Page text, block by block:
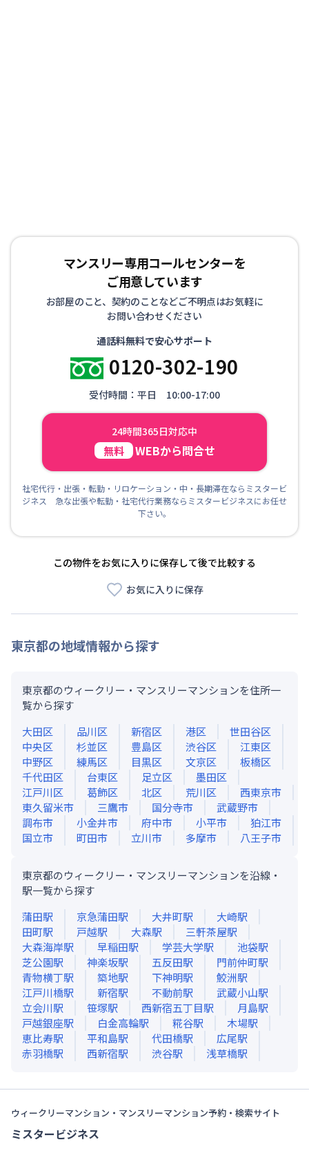
マンスリー専用コールセンターを
ご用意しています
お部屋のこと、契約のことなどご不明点はお気軽に
お問い合わせください
通話料無料で安心サポート
0120-302-190
受付時間：平日 10:00-17:00
24時間365日対応中
無料 WEBから問合せ
社宅代行・出張・転勤・リロケーション・中・長期滞在ならミスタービ
ジネス 急な出張や転勤・社宅代行業務ならミスタービジネスにお任せ
下さい。
この物件をお気に入りに保存して後で比較する
お気に入りに保存
東京都の地域情報から探す
東京都のウィークリー・マンスリーマンションを住所一
覧から探す
大田区
品川区 新宿区 港区
世田谷区
中央区
杉並区 豊島区 渋谷区
江東区
中野区
練馬区 目黒区 文京区
板橋区
千代田区
台東区 足立区
墨田区
江戸川区
葛飾区 北区 荒川区
西東京市
東久留米市
三鷹市 国分寺市
武蔵野市
調布市
小金井市 府中市 小平市
狛江市
国立市
町田市 立川市 多摩市 八王子市
東京都のウィークリー・マンスリーマンションを沿線・
駅一覧から探す
蒲田駅 京急蒲田駅 大井町駅 大崎駅
田町駅 戸越駅 大森駅 三軒茶屋駅
大森海岸駅 早稲田駅 学芸大学駅 池袋駅
芝公園駅 神楽坂駅 五反田駅 門前仲町駅
青物横丁駅 築地駅 下神明駅 鮫洲駅
江戸川橋駅 新宿駅 不動前駅 武蔵小山駅
立会川駅 笹塚駅 西新宿五丁目駅 月島駅
戸越銀座駅 白金高輪駅 糀谷駅 木場駅
恵比寿駅 平和島駅 代田橋駅 広尾駅
赤羽橋駅 西新宿駅 渋谷駅 浅草橋駅
ウィークリーマンション・マンスリーマンション予約・検索サイト
ミスタービジネス